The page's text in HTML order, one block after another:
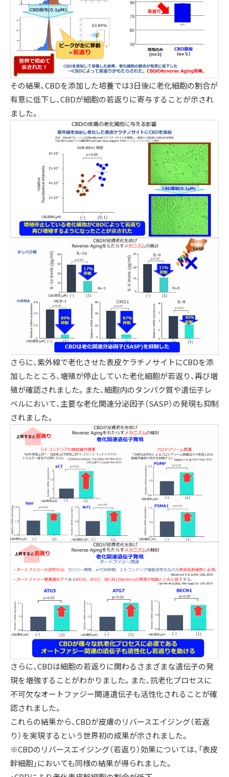
その結果、CBDを添加した培養では3日後に老化細胞の割合が
有意に低下し、CBDが細胞の若返りに寄与することが示され
ました。
さらに、紫外線で老化させた表皮ケラチノサイトにCBDを添
加したところ、増殖が停止していた老化細胞が若返り、再び増
殖が確認されました。また、細胞内のタンパク質や遺伝子レ
ベルにおいて、主要な老化関連分泌因子（SASP）の発現も抑制
されました。
さらに、CBDは細胞の若返りに関わるさまざまな遺伝子の発
現を増強することがわかりました。また、抗老化プロセスに
不可欠なオートファジー関連遺伝子も活性化されることが確
認されました。
これらの結果から、CBDが皮膚のリバースエイジング（若返
り）を実現するという世界初の成果が示されました。
※CBDのリバースエイジング（若返り）効果については、「表皮
幹細胞」においても同様の結果が得られました。